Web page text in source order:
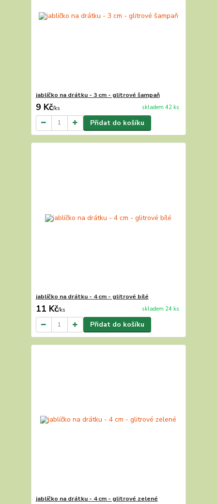
jablíčko na drátku - 3 cm - glitrové šampaň
9 Kč/ks skladem 42 ks
Přidat do košíku
jablíčko na drátku - 4 cm - glitrové bílé
11 Kč/ks skladem 24 ks
Přidat do košíku
jablíčko na drátku - 4 cm - glitrové zelené